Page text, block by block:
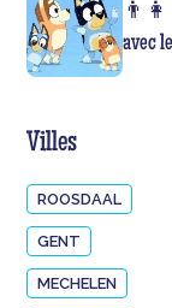
avec
Villes
ROOSDAAL
GENT
MECHELEN